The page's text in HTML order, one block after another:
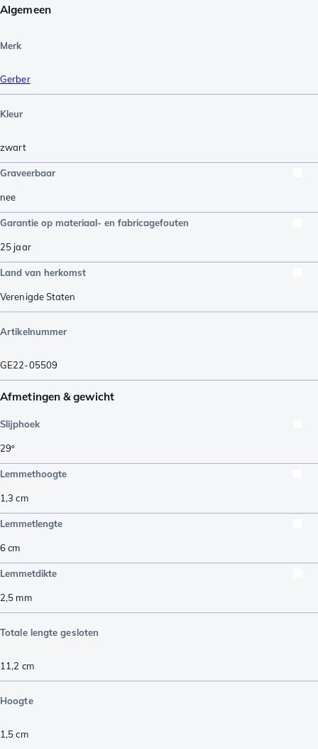
Algemeen
Merk
Gerber
Kleur
zwart
Graveerbaar
nee
Garantie op materiaal- en fabricagefouten
25 jaar
Land van herkomst
Verenigde Staten
Artikelnummer
GE22-05509
Afmetingen & gewicht
Slijphoek
29º
Lemmethoogte
1,3 cm
Lemmetlengte
6cm
Lemmetdikte
2,5 mm
Totale lengte gesloten
11,2 cm
Hoogte
1,5cm